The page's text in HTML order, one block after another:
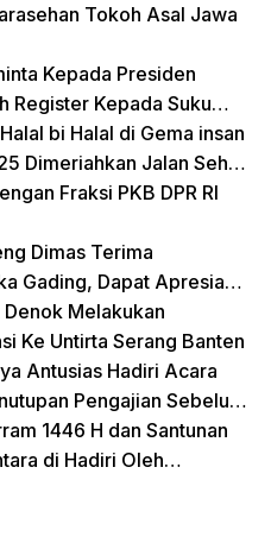
Tokoh Asal Jawa
Kepada Presiden
Register Kepada Suku
bi Halal di Gema insan
Dimeriahkan Jalan Sehat
Fraksi PKB DPR RI
Dimas Terima
Gading, Dapat Apresiasi
dan Keagamaan
Melakukan
Ke Untirta Serang Banten
Antusias Hadiri Acara
Pengajian Sebelum
1446 H dan Santunan
di Hadiri Oleh